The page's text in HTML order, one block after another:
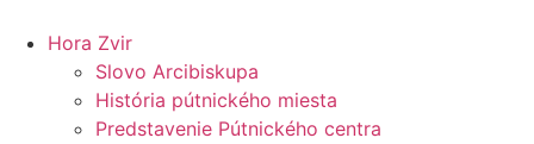
Hora Zvir
Slovo Arcibiskupa
História pútnického miesta
Predstavenie Pútnického centra